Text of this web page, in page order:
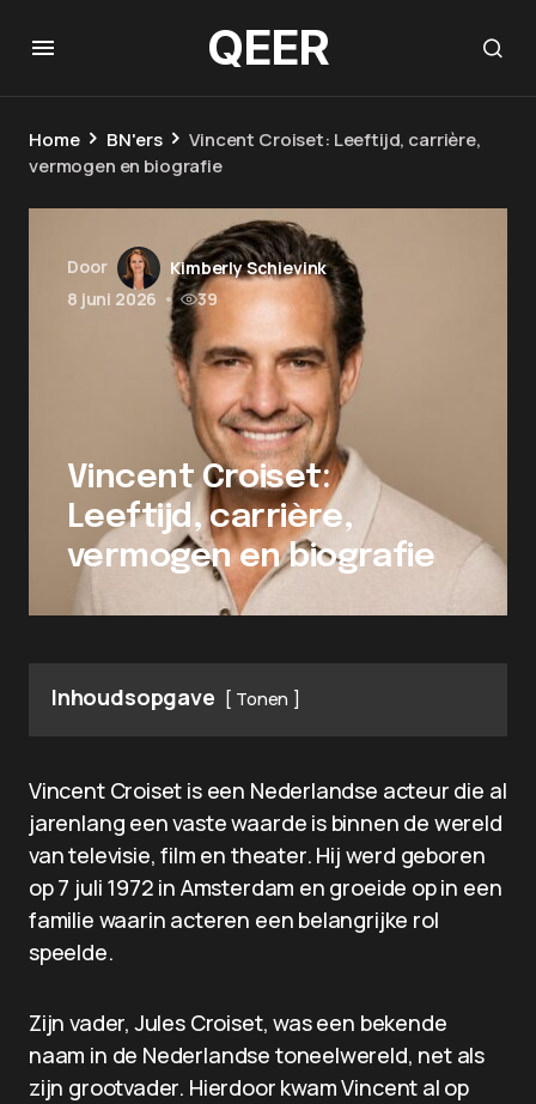
QEER
Home BN'ers
Vincent Croiset: Leeftijd, carrière,
vermogen en biografie
Door
Kimberly Schievink
8 juni 2026 • 39
Vincent Croiset:
Leeftijd, carrière,
vermogen en biografie
Inhoudsopgave Tonen
Vincent Croiset is een Nederlandse acteur die al
jarenlang een vaste waarde is binnen de wereld
van televisie, film en theater. Hij werd geboren
op 7 juli 1972 in Amsterdam en groeide op in een
familie waarin acteren een belangrijke rol
speelde.
Zijn vader, Jules Croiset, was een bekende
naam in de Nederlandse toneelwereld, net als
zijn grootvader. Hierdoor kwam Vincent al op